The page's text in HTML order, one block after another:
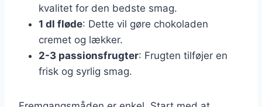
kvalitet for den bedste smag.
1 dl fløde: Dette vil gøre chokoladen
cremet og lækker.
2-3 passionsfrugter: Frugten tilføjer en
frisk og syrlig smag.